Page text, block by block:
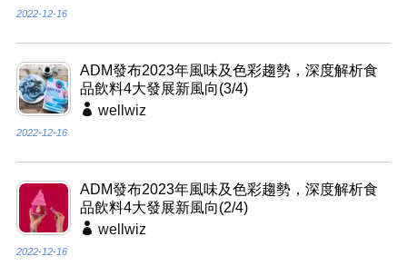
2022-12-16
ADM發布2023年風味及色彩趨勢，深度解析食
品飲料4大發展新風向(3/4)
wellwiz
2022-12-16
ADM發布2023年風味及色彩趨勢，深度解析食
品飲料4大發展新風向(2/4)
wellwiz
2022-12-16